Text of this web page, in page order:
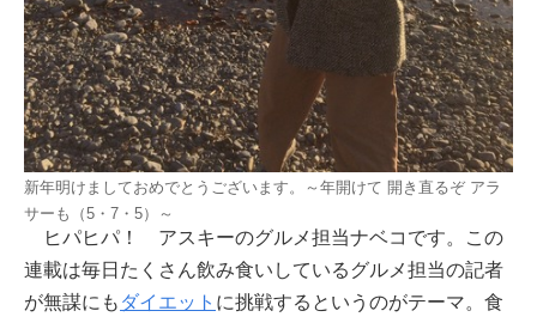
新年明けましておめでとうございます。～年開けて 開き直るぞ アラ
サーも（5・7・5）～
ヒパヒパ！ アスキーのグルメ担当ナベコです。この
連載は毎日たくさん飲み食いしているグルメ担当の記者
が無謀にも ダイエット に挑戦するというのがテーマ。食